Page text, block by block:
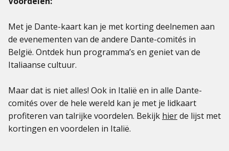
Met je Dante-kaart kan je met korting deelnemen aan
de evenementen van de andere Dante-comités in
België. Ontdek hun programma’s en geniet van de
Italiaanse cultuur.
Maar dat is niet alles! Ook in Italië en in alle Dante-
comités over de hele wereld kan je met je lidkaart
profiteren van talrijke voordelen. Bekijk hierde lijst met
kortingen en voordelen in Italië.